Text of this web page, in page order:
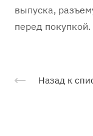
выпуска,
перед покупкой.
Назад к